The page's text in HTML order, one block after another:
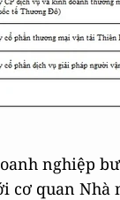
nghiệp
cơ quan